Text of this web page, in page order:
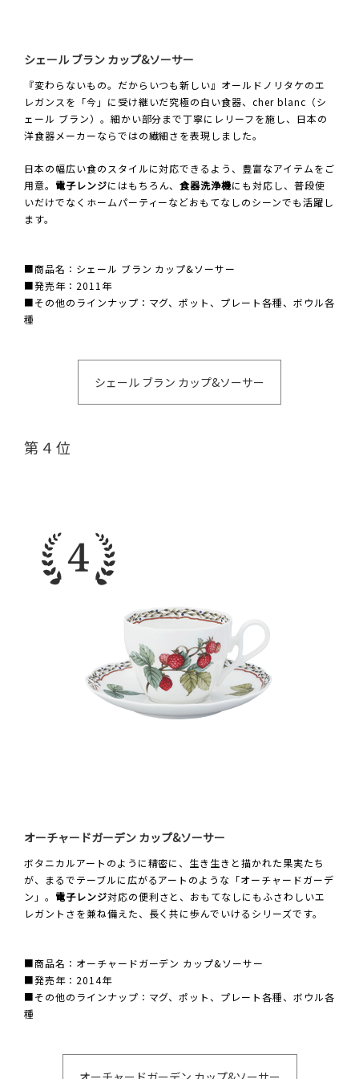
シェール ブラン カップ&ソーサー
『変わらないもの。だからいつも新しい』オールドノリタケのエ
レガンスを「今」に受け継いだ究極の白い食器、cher blanc（シ
ェール ブラン）。細かい部分まで丁寧にレリーフを施し、日本の
洋食器メーカーならではの繊細さを表現しました。
日本の幅広い食のスタイルに対応できるよう、豊富なアイテムをご
用意。 電子レンジにはもちろん、食器洗浄機にも対応し、普段使
いだけでなくホームパーティーなどおもてなしのシーンでも活躍し
ます。
■商品名：シェール ブラン カップ&ソーサー
■発売年：2011年
■その他のラインナップ：マグ、ポット、プレート各種、ボウル各
種
シェール ブラン カップ&ソーサー
第４位
オーチャードガーデン カップ&ソーサー
ボタニカルアートのように精密に、生き生きと描かれた果実たち
が、まるでテーブルに広がるアートのような「オーチャードガーデ
ン」。 電子レンジ対応の便利さと、おもてなしにもふさわしいエ
レガントさを兼ね備えた、長く共に歩んでいけるシリーズです。
■商品名：オーチャードガーデン カップ&ソーサー
■発売年：2014年
■その他のラインナップ：マグ、ポット、プレート各種、ボウル各
種